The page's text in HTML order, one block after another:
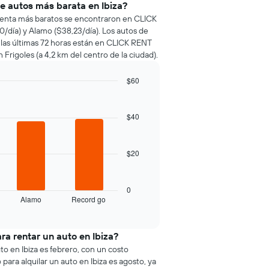
autos más barata en Ibiza?
más baratos se encontraron en CLICK
día) y Alamo ($38,23/día). Los autos de
últimas 72 horas están en CLICK RENT
(a 4,2 km del centro de la ciudad).
Alamo Record go
0
$20
$40
$60
rentar un auto en Ibiza?
en Ibiza es febrero, con un costo
alquilar un auto en Ibiza es agosto, ya